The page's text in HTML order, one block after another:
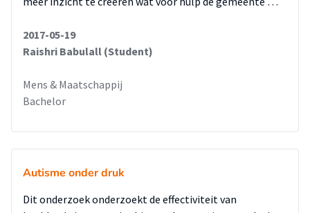
locatie zoals een flyer op het prikbord,
maar dat hier nauwelijks naar wordt gekeken of gebruik
Dit is de reden dat wij hebben gekozen om een werkboekje te
ontwikkelen als product voor onze
professional samen met de jongere gaat kijken
naar wat het beste bij de individuele jongere past qua
om te doen buiten school of werk. De weg naar een
vrijetijdsbesteding activiteit wordt stap voor stap
2017-05-19
Raishri Babulall (Student)
Mens & Maatschappij
Bachelor
Autisme onder druk
Dit onderzoek onderzoekt de effectiviteit van